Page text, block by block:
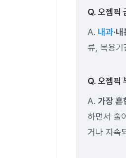
Q. 오젬픽
A. 내과·
류, 복용기
Q. 오젬픽
A. 가장 흔
하면서 줄
거나 지속